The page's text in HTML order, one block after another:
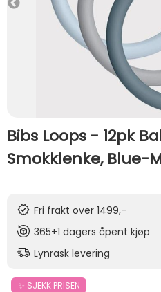
Bibs Loops - 12pk
Smokklenke, Blue-
Fri frakt over 1499,-
365+1 dagers åpent kjøp
Lynrask levering
✨ SJEKK PRISEN